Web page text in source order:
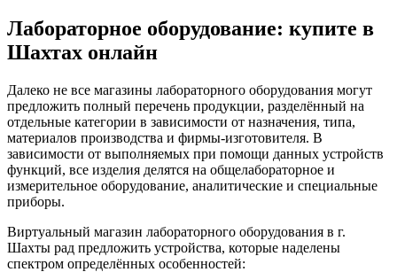
Лабораторное оборудование: купите в
Шахтах онлайн
Далеко не все магазины лабораторного оборудования могут
предложить полный перечень продукции, разделённый на
отдельные категории в зависимости от назначения, типа,
материалов производства и фирмы-изготовителя. В
зависимости от выполняемых при помощи данных устройств
функций, все изделия делятся на общелабораторное и
измерительное оборудование, аналитические и специальные
приборы.
Виртуальный магазин лабораторного оборудования в г.
Шахты рад предложить устройства, которые наделены
спектром определённых особенностей: